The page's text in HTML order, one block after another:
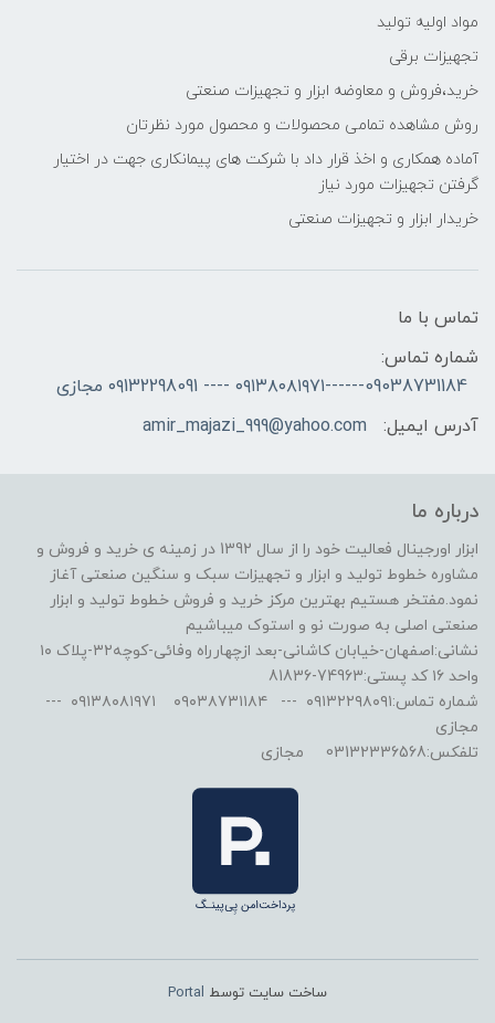
مواد اولیه تولید
تجهیزات برقی
خرید،فروش و معاوضه ابزار و تجهیزات صنعتی
روش مشاهده تمامی محصولات و محصول مورد نظرتان
آماده همکاری و اخذ قرار داد با شرکت های پیمانکاری جهت در اختیار
گرفتن تجهیزات مورد نیاز
خریدار ابزار و تجهیزات صنعتی
تماس با ما
شماره تماس:
09038731184------۰۹۱۳۸۰۸۱۹۷۱ ---- ۰۹132298091 مجازی
آدرس ایمیل:
amir_majazi_999@yahoo.com
درباره ما
ابزار اورجینال فعالیت خود را از سال 1392 در زمینه ی خرید و فروش و
مشاوره خطوط تولید و ابزار و تجهیزات سبک و سنگین صنعتی آغاز
نمود.مفتخر هستیم بهترین مرکز خرید و فروش خطوط تولید و ابزار
صنعتی اصلی به صورت نو و استوک میباشیم
نشانی:اصفهان-خیابان کاشانی-بعد ازچهارراه وفائی-کوچه۳۲-پلاک ۱۰
واحد ۱۶ کد پستی:74963-81836
شماره تماس:۰۹۱۳۲۲۹۸۰۹۱ --- ۰۹۰۳۸۷۳۱۱۸۴ ۰۹۱۳۸۰۸۱۹۷۱ ---
مجازی
تلفکس:03132336568 مجازی
ساخت سایت توسط Portal